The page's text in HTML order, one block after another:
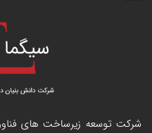
شرکت توسعه زیرساخت های